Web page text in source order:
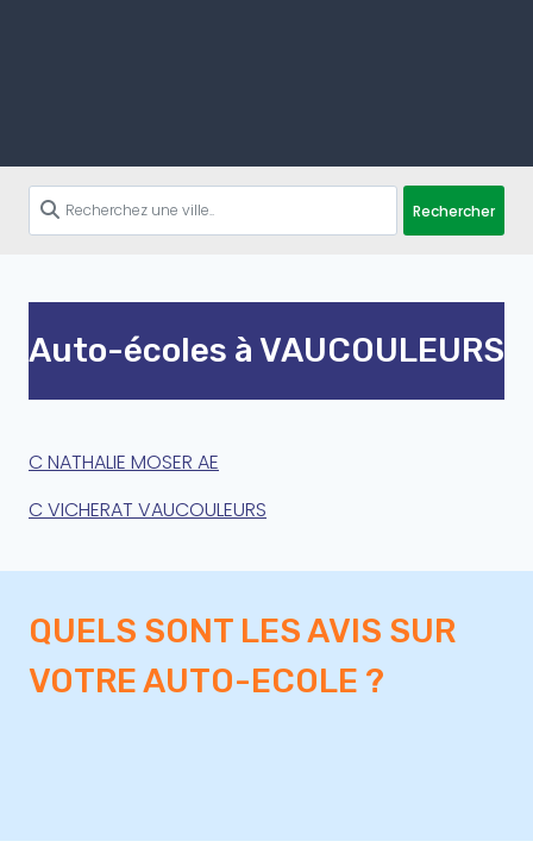
Rechercher
Auto-écoles à VAUCOULEURS
C NATHALIE MOSER AE
C VICHERAT VAUCOULEURS
QUELS SONT LES AVIS SUR
VOTRE AUTO-ECOLE ?